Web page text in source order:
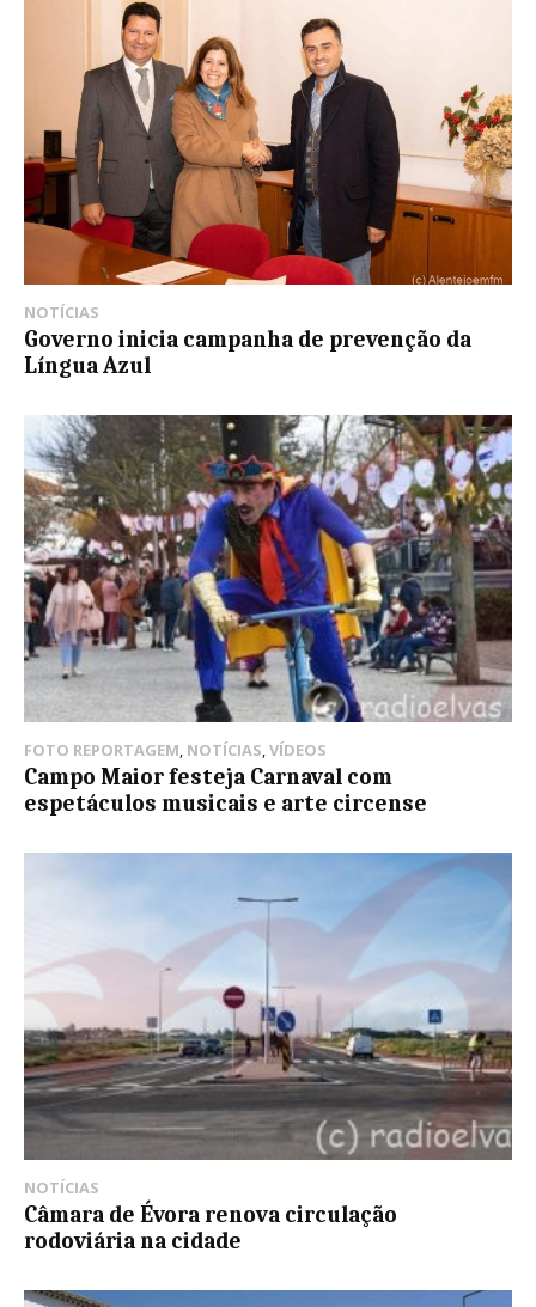
NOTÍCIAS
Governo inicia campanha de prevenção da
Língua Azul
FOTO REPORTAGEM, NOTÍCIAS,VÍDEOS
Campo Maior festeja Carnaval com
espetáculos musicais e arte circense
NOTÍCIAS
Câmara de Évora renova circulação
rodoviária na cidade